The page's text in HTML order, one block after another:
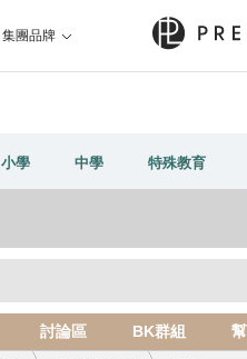
集團品牌
小學 中學 特殊教育
討論區 BK群組